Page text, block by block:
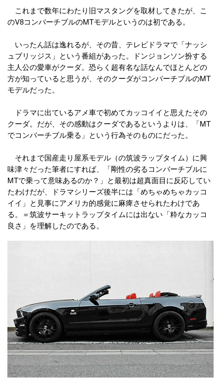
これまで数年にわたり旧マスタングを取材してきたが、こ
のV8コンバーチブルのMTモデルというのは初である。
いったん話は逸れるが、その昔、テレビドラマで「ナッシ
ュブリッジス」という番組があった。ドンジョンソン扮する
主人公の愛車がクーダ。恐らく超有名な話なんでほとんどの
方が知っていると思うが、そのクーダがコンバーチブルのMT
モデルだった。
ドラマに出ているアメ車で初めてカッコイイと思えたその
クーダ。だが、その感動はクーダであるというよりは、「MT
でコンバーチブル乗る」という行為そのものにだった。
それまで国産走り屋系モデル（の筑波ラップタイム）に興
味津々だった筆者にすれば、「剛性の劣るコンバーチブルに
MTで乗って意味あるのか？」と最初は超真面目に反応してい
たわけだが、ドラマシリーズ後半には「めちゃめちゃカッコ
イイ」と見事にアメリカ的感覚に麻痺させられたわけであ
る。＝筑波サーキットラップタイムには出ない「粋なカッコ
良さ」を理解したのである。